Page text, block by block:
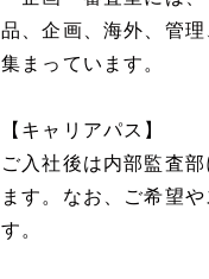
品、企画、海外、管
集まっています。
【キャリアパス】
ご入社後は内部監査
ます。なお、ご希望
す。